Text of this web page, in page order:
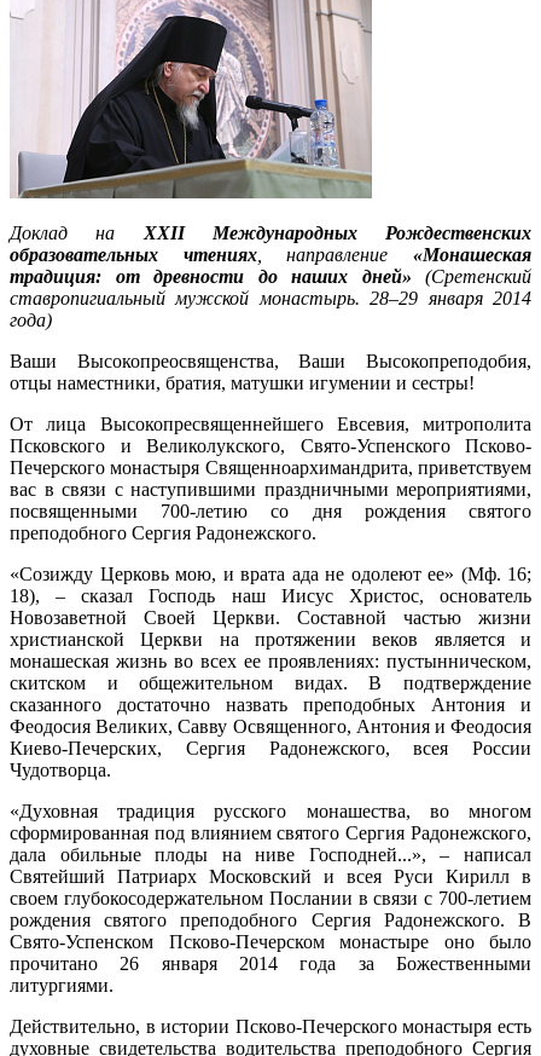
Доклад на XXII Международных Рождественских
образовательных чтениях, направление«Монашеская
традиция: от древности до наших дней» (Сретенский
ставропигиальный мужской монастырь. 28–29 января 2014
года)
Ваши Высокопреосвященства, Ваши Высокопреподобия,
отцы наместники, братия, матушки игумении и сестры!
От лица Высокопресвященнейшего Евсевия, митрополита
Псковского и Великолукского, Свято-Успенского Псково-
Печерского монастыря Священноархимандрита, приветствуем
вас в связи с наступившими праздничными мероприятиями,
посвященными 700-летию со дня рождения святого
преподобного Сергия Радонежского.
«Созижду Церковь мою, и врата ада не одолеют ее» (Мф. 16;
18), – сказал Господь наш Иисус Христос, основатель
Новозаветной Своей Церкви. Составной частью жизни
христианской Церкви на протяжении веков является и
монашеская жизнь во всех ее проявлениях: пустынническом,
скитском и общежительном видах. В подтверждение
сказанного достаточно назвать преподобных Антония и
Феодосия Великих, Савву Освященного, Антония и Феодосия
Киево-Печерских, Сергия Радонежского, всея России
Чудотворца.
«Духовная традиция русского монашества, во многом
сформированная под влиянием святого Сергия Радонежского,
дала обильные плоды на ниве Господней...», – написал
Святейший Патриарх Московский и всея Руси Кирилл в
своем глубокосодержательном Послании в связи с 700-летием
рождения святого преподобного Сергия Радонежского. В
Свято-Успенском Псково-Печерском монастыре оно было
прочитано 26 января 2014 года за Божественными
литургиями.
Действительно, в истории Псково-Печерского монастыря есть
духовные свидетельства водительства преподобного Сергия